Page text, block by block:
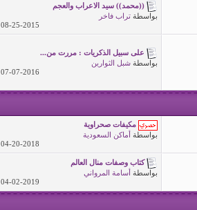
((محمد)) سيد الاعراب والعجم
بواسطةتراب فاخر
08-25-2015
على سبيل الذكريات : مررت من...
بواسطةشبل الثوارين
07-07-2016
مكيفات صحراوية
بواسطةأماكن السعودية
04-20-2018
كتاب وصفات منال العالم
بواسطةأسامة المرواني
04-02-2019